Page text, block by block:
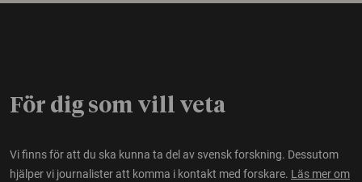
För dig som vill veta
Vi finns för att du ska kunna ta del av svensk forskning. Dessutom
hjälper vi journalister att komma i kontakt med forskare. Läs mer om